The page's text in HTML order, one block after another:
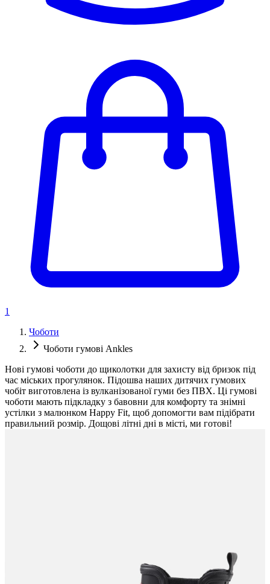
1
Чоботи
Чоботи гумові Ankles
Нові гумові чоботи до щиколотки для захисту від бризок під
час міських прогулянок. Підошва наших дитячих гумових
чобіт виготовлена із вулканізованої гуми без ПВХ. Ці гумові
чоботи мають підкладку з бавовни для комфорту та знімні
устілки з малюнком Happy Fit, щоб допомогти вам підібрати
правильний розмір. Дощові літні дні в місті, ми готові!